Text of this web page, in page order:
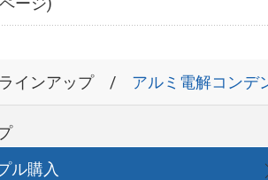
インアップ アルミ電解コンデ
ル購入